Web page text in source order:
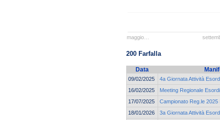
maggio…
200 Farfalla
Data
09/02/2025
4a Giornata Attività
16/02/2025
Meeting Regionale
17/07/2025
Campionato Reg.le
18/01/2026
3a Giornata Attività